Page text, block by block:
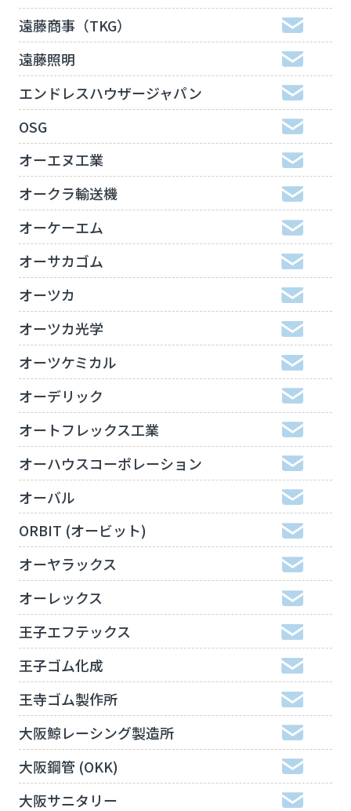
遠藤商事（TKG）
遠藤照明
エンドレスハウザージャパン
OSG
オーエヌ工業
オークラ輸送機
オーケーエム
オーサカゴム
オーツカ
オーツカ光学
オーツケミカル
オーデリック
オートフレックス工業
オーハウスコーポレーション
オーバル
ORBIT (オービット)
オーヤラックス
オーレックス
王子エフテックス
王子ゴム化成
王寺ゴム製作所
大阪鯨レーシング製造所
大阪鋼管 (OKK)
大阪サニタリー